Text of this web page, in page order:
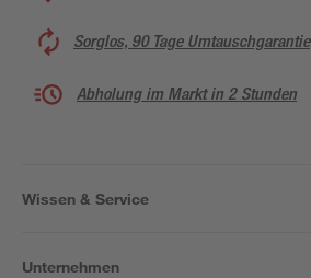
Sorglos, 90 Tage Umtauschgarantie
Abholung im Markt in 2 Stunden
Wissen & Service
Unternehmen